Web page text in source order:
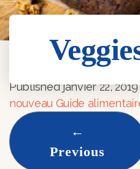
Publishedjanvier 22, 2019
nouveau Guide
←
Previous